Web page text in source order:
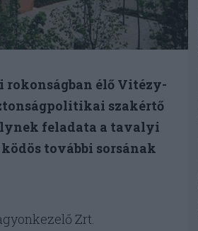
élő Vitézy-
szakértő
feladata a tavalyi
további sorsának
Zrt.